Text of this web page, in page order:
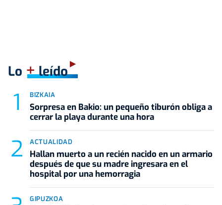
Lo +leído
BIZKAIA
Sorpresa en Bakio: un pequeño tiburón obliga a
cerrar la playa durante una hora
ACTUALIDAD
Hallan muerto a un recién nacido en un armario
después de que su madre ingresara en el
hospital por una hemorragia
GIPUZKOA